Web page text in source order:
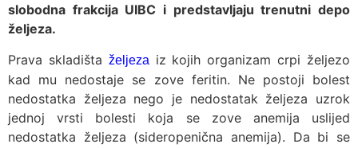
slobodna frakcija UIBC i predstavljaju trenutni depo
željeza.
Prava skladišta željeza iz kojih organizam crpi željezo
kad mu nedostaje se zove feritin. Ne postoji bolest
nedostatka željeza nego je nedostatak željeza uzrok
jednoj vrsti bolesti koja se zove anemija uslijed
nedostatka željeza (sideropenična anemija). Da bi se